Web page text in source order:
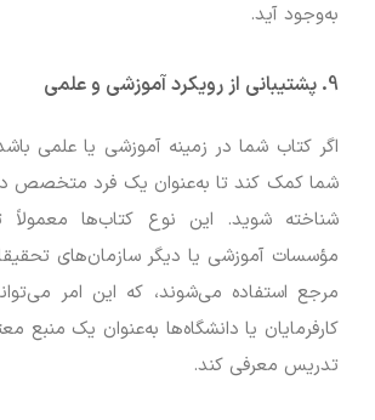
به‌وجود آید.
9. پشتیبانی از رویکرد آموزشی و علمی
اگر کتاب شما در زمینه آموزشی یا علمی
شما کمک کند تا به‌عنوان یک فرد متخصص
شناخته شوید. این نوع کتاب‌ها معمولاً
مؤسسات آموزشی یا دیگر سازمان‌های
مرجع استفاده می‌شوند، که این امر
کارفرمایان یا دانشگاه‌ها به‌عنوان یک منبع
تدریس معرفی کند.